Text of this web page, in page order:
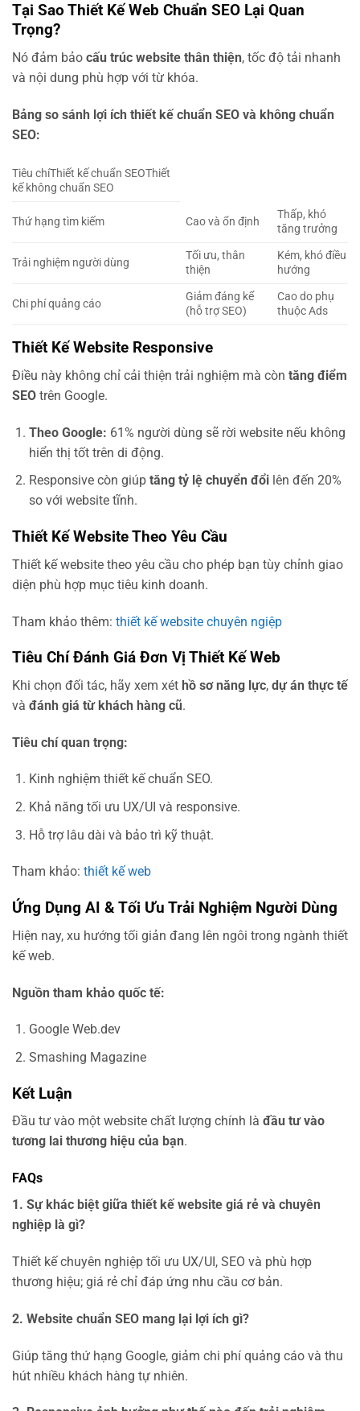
Tại Sao Thiết Kế Web Chuẩn SEO Lại Quan
Trọng?
Nó đảm bảo cấu trúc website thân thiện, tốc độ tải nhanh
và nội dung phù hợp với từ khóa.
Bảng so sánh lợi ích thiết kế chuẩn SEO và không chuẩn
SEO:
Tiêu chíThiết kế chuẩn SEOThiết
kế không chuẩn SEO
Thứ hạng tìm kiếm Cao và ổn định
Thấp, khó
tăng trưởng
Trải nghiệm người dùng
Tối ưu, thân
thiện
Kém, khó điều
hướng
Chi phí quảng cáo
Giảm đáng kể
(hỗ trợ SEO)
Cao do phụ
thuộc Ads
Thiết Kế Website Responsive
Điều này không chỉ cải thiện trải nghiệm mà còn tăng điểm
SEO trên Google.
Theo Google: 61% người dùng sẽ rời website nếu không
hiển thị tốt trên di động.
Responsive còn giúp tăng tỷ lệ chuyển đổilên đến 20%
so với website tĩnh.
Thiết Kế Website Theo Yêu Cầu
Thiết kế website theo yêu cầu cho phép bạn tùy chỉnh giao
diện phù hợp mục tiêu kinh doanh.
Tham khảo thêm: thiết kế website chuyên ngiệp
Tiêu Chí Đánh Giá Đơn Vị Thiết Kế Web
Khi chọn đối tác, hãy xem xét hồ sơ năng lực, dự án thực tế
và đánh giá từ khách hàng cũ.
Tiêu chí quan trọng:
Kinh nghiệm thiết kế chuẩn SEO.
Khả năng tối ưu UX/UI và responsive.
Hỗ trợ lâu dài và bảo trì kỹ thuật.
Tham khảo: thiết kế web
Ứng Dụng AI & Tối Ưu Trải Nghiệm Người Dùng
Hiện nay, xu hướng tối giản đang lên ngôi trong ngành thiết
kế web.
Nguồn tham khảo quốc tế:
Google Web.dev
Smashing Magazine
Kết Luận
Đầu tư vào một website chất lượng chính là đầu tư vào
tương lai thương hiệu của bạn.
FAQs
1. Sự khác biệt giữa thiết kế website giá rẻ và chuyên
nghiệp là gì?
Thiết kế chuyên nghiệp tối ưu UX/UI, SEO và phù hợp
thương hiệu; giá rẻ chỉ đáp ứng nhu cầu cơ bản.
2. Website chuẩn SEO mang lại lợi ích gì?
Giúp tăng thứ hạng Google, giảm chi phí quảng cáo và thu
hút nhiều khách hàng tự nhiên.